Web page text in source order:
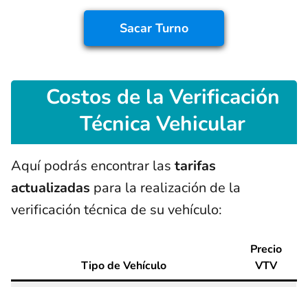
Sacar Turno
Costos de la Verificación
Técnica Vehicular
Aquí podrás encontrar las tarifas
actualizadas para la realización de la
verificación técnica de su vehículo:
Tipo de Vehículo
Precio
VTV